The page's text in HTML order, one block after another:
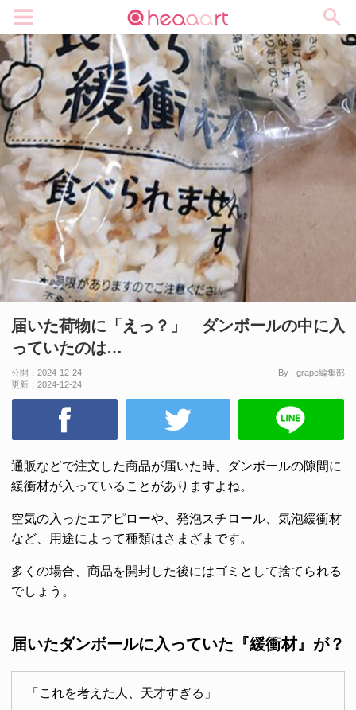
届いた荷物に「えっ？」 ダンボールの中に入
っていたのは…
公開： 2024-12-24
更新： 2024-12-24
By - grape編集部
通販などで注文した商品が届いた時、ダンボールの隙間に
緩衝材が入っていることがありますよね。
空気の入ったエアピローや、発泡スチロール、気泡緩衝材
など、用途によって種類はさまざまです。
多くの場合、商品を開封した後にはゴミとして捨てられる
でしょう。
届いたダンボールに入っていた『緩衝材』が？
「これを考えた人、天才すぎる」